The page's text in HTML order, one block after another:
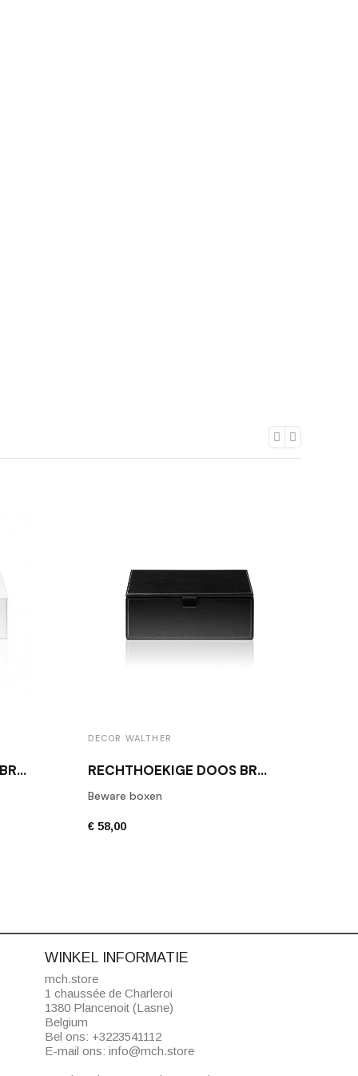
RECHTHOEKIGE DOOS BROWNIE BOD2 WITTE LEDER
DECOR WALTHER
RECHTHOEKIGE DOOS BROWNIE BMD2 ZWARTE LEREN
Beware boxen
€ 58,00
WINKEL INFORMATIE
mch.store
1 chaussée de Charleroi
1380 Plancenoit (Lasne)
Belgium
Bel ons: +3223541112
E-mail ons: info@mch.store